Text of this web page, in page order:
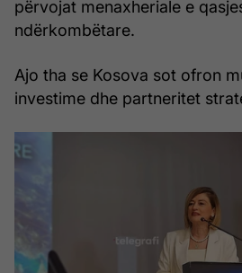
përvojat menaxheriale e
ndërkombëtare.
Ajo tha se Kosova sot ofron
investime dhe partneritet